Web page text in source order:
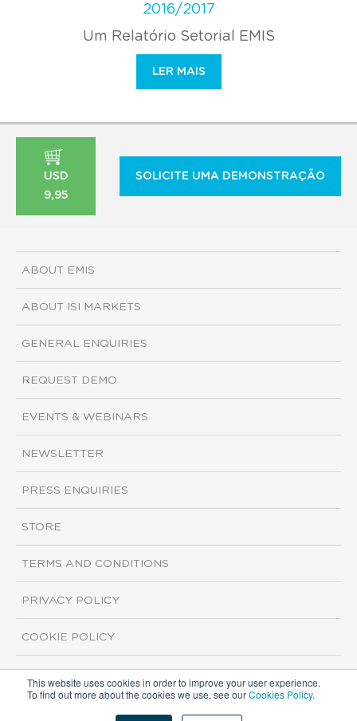
This website uses cookies in order to improve your user experience.
To find out more about the cookies we use, see ourCookies Policy.
2016/2017
Um Relatório Setorial EMIS
LER MAIS
USD
9,95
SOLICITE UMA DEMONSTRAÇÃO
ABOUT EMIS
ABOUT ISI MARKETS
GENERAL ENQUIRIES
REQUEST DEMO
EVENTS & WEBINARS
NEWSLETTER
PRESS ENQUIRIES
STORE
TERMS AND CONDITIONS
PRIVACY POLICY
COOKIE POLICY
Copyright ©2026 ISI Markets. All rights reserved.